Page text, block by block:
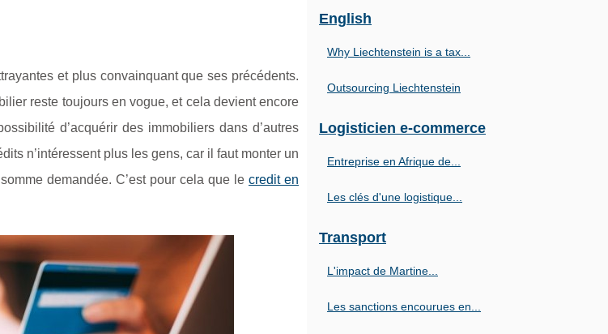
et plus convainquant que ses précédents.
reste toujours en vogue, et cela devient encore
d’acquérir des immobiliers dans d’autres
n’intéressent plus les gens, car il faut monter un
demandée. C’est pour cela que le credit en
English
Why Liechtenstein is a tax...
Outsourcing Liechtenstein
Logisticien e-commerce
Entreprise en Afrique de...
Les clés d'une logistique...
Transport
L'impact de Martine...
Les sanctions encourues en...